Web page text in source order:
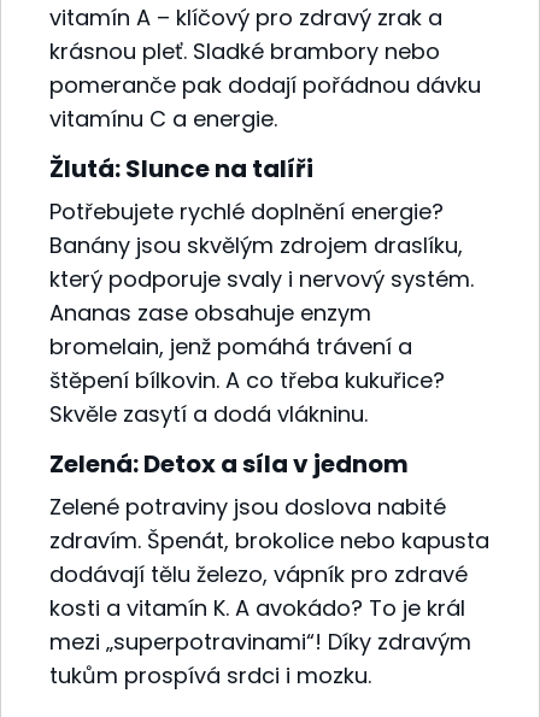
vitamín A – klíčový pro zdravý zrak a
krásnou pleť. Sladké brambory nebo
pomeranče pak dodají pořádnou dávku
vitamínu C a energie.
Žlutá: Slunce na talíři
Potřebujete rychlé doplnění energie?
Banány jsou skvělým zdrojem draslíku,
který podporuje svaly i nervový systém.
Ananas zase obsahuje enzym
bromelain, jenž pomáhá trávení a
štěpení bílkovin. A co třeba kukuřice?
Skvěle zasytí a dodá vlákninu.
Zelená: Detox a síla v jednom
Zelené potraviny jsou doslova nabité
zdravím. Špenát, brokolice nebo kapusta
dodávají tělu železo, vápník pro zdravé
kosti a vitamín K. A avokádo? To je král
mezi „superpotravinami“! Díky zdravým
tukům prospívá srdci i mozku.